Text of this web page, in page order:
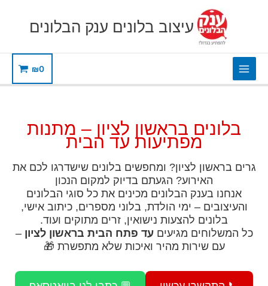
עיצוב בלונים ענק הבלונים
₪0
בלונים בראשון לציון – מתנות
מפתיעות עד הבית
גרים בראשון לציון? ומחפשים בלונים שישדרגו לכם את
האירוע? הגעתם בדיוק למקום הנכון
אנחנו בענק הבלונים מכינים את כל סוגי הבלונים
והעיצובים – ימי הולדת, בלוני מספרים, כיתוב אישי,
בלונים להצעות נישואין, זרים מתוקים ועוד.
כל המשלוחים מגיעיםעד פתח הבית בראשון לציון –
עם שירות מהיר ואיכות שלא מתפשרת 🎁